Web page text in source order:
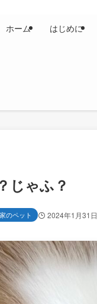
ホーム はじめに
じゃふ？
のペット 2024年1月31日